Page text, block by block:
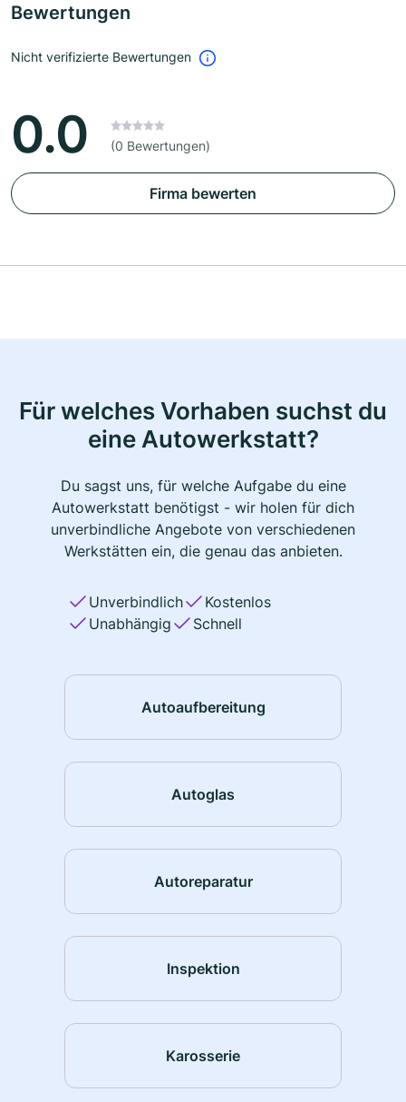
Bewertungen
Nicht verifizierte Bewertungen
0.0 (0 Bewertungen)
Firma bewerten
Für welches Vorhaben suchst du
eine Autowerkstatt?
Du sagst uns, für welche Aufgabe du eine
Autowerkstatt benötigst - wir holen für dich
unverbindliche Angebote von verschiedenen
Werkstätten ein, die genau das anbieten.
Unverbindlich
Kostenlos
Unabhängig
Schnell
Autoaufbereitung
Autoglas
Autoreparatur
Inspektion
Karosserie